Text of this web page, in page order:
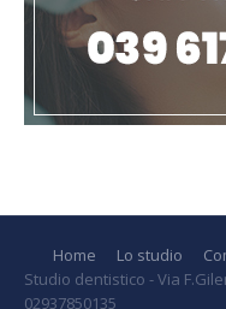
Home Lo studio
Studio dentistico - Via
02937850135